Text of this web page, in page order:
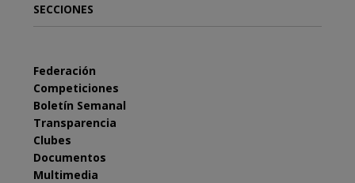
SECCIONES
Federación
Competiciones
Boletín Semanal
Transparencia
Clubes
Documentos
Multimedia